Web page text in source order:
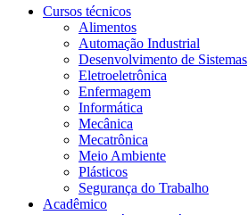
Cursos técnicos
Alimentos
Automação Industrial
Desenvolvimento de Sistemas
Eletroeletrônica
Enfermagem
Informática
Mecânica
Mecatrônica
Meio Ambiente
Plásticos
Segurança do Trabalho
Acadêmico